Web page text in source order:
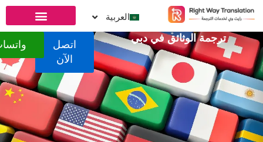
العربية
في دبي
اتصل
الآن
واتساب